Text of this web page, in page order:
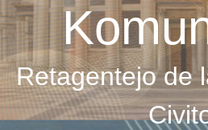
Retagentejo de